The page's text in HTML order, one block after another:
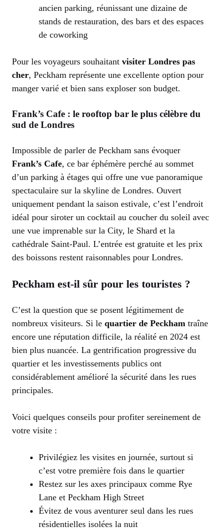
ancien parking, réunissant une dizaine de
stands de restauration, des bars et des espaces
de coworking
Pour les voyageurs souhaitant visiter Londres pas
cher, Peckham représente une excellente option pour
manger varié et bien sans exploser son budget.
Frank’s Cafe : le rooftop bar le plus célèbre du
sud de Londres
Impossible de parler de Peckham sans évoquer
Frank’s Cafe, ce bar éphémère perché au sommet
d’un parking à étages qui offre une vue panoramique
spectaculaire sur la skyline de Londres. Ouvert
uniquement pendant la saison estivale, c’est l’endroit
idéal pour siroter un cocktail au coucher du soleil avec
une vue imprenable sur la City, le Shard et la
cathédrale Saint-Paul. L’entrée est gratuite et les prix
des boissons restent raisonnables pour Londres.
Peckham est-il sûr pour les touristes ?
C’est la question que se posent légitimement de
nombreux visiteurs. Si le quartier de Peckham traîne
encore une réputation difficile, la réalité en 2024 est
bien plus nuancée. La gentrification progressive du
quartier et les investissements publics ont
considérablement amélioré la sécurité dans les rues
principales.
Voici quelques conseils pour profiter sereinement de
votre visite :
Privilégiez les visites en journée, surtout si
c’est votre première fois dans le quartier
Restez sur les axes principaux comme Rye
Lane et Peckham High Street
Évitez de vous aventurer seul dans les rues
résidentielles isolées la nuit